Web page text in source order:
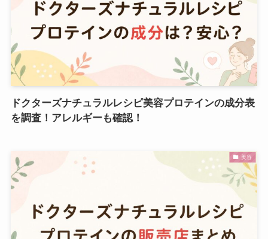
ドクターズナチュラルレシピ美容プロテインの成分表
を調査！アレルギーも確認！
美容